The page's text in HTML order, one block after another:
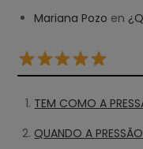
Mariana Pozo en
TEM COMO A
QUANDO A